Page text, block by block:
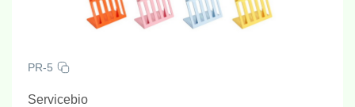
PR-5
Servicebio